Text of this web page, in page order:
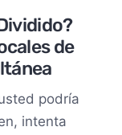
de
podría
intenta